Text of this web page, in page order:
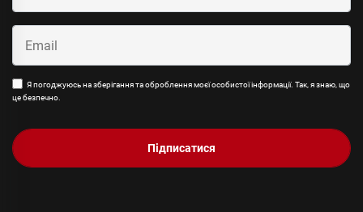
Я погоджуюсь на зберігання та оброблення моєї особистої інформації. Так, я знаю, що
це безпечно.
Підписатися